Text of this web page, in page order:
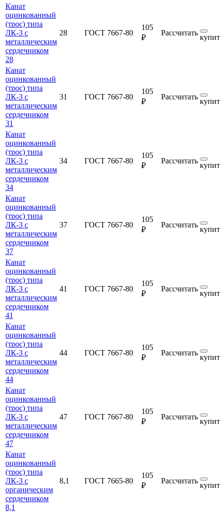
Канат
оцинкованный
(трос) типа
ЛК-3 с
металлическим
сердечником
28
28 ГОСТ 7667-80
105
₽
Рассчитать
Канат
оцинкованный
(трос) типа
ЛК-3 с
металлическим
сердечником
31
31 ГОСТ 7667-80
105
₽
Рассчитать
Канат
оцинкованный
(трос) типа
ЛК-3 с
металлическим
сердечником
34
34 ГОСТ 7667-80
105
₽
Рассчитать
Канат
оцинкованный
(трос) типа
ЛК-3 с
металлическим
сердечником
37
37 ГОСТ 7667-80
105
₽
Рассчитать
Канат
оцинкованный
(трос) типа
ЛК-3 с
металлическим
сердечником
41
41 ГОСТ 7667-80
105
₽
Рассчитать
Канат
оцинкованный
(трос) типа
ЛК-3 с
металлическим
сердечником
44
44 ГОСТ 7667-80
105
₽
Рассчитать
Канат
оцинкованный
(трос) типа
ЛК-3 с
металлическим
сердечником
47
47 ГОСТ 7667-80
105
₽
Рассчитать
Канат
оцинкованный
(трос) типа
ЛК-3 с
органическим
сердечником
8,1
8,1 ГОСТ 7665-80
105
₽
Рассчитать